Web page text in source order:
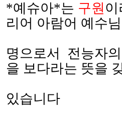
*예슈아*는 구원 이
리어 아람어 예수
명으로서
전능자의
을 보다라는 뜻을
있습니다